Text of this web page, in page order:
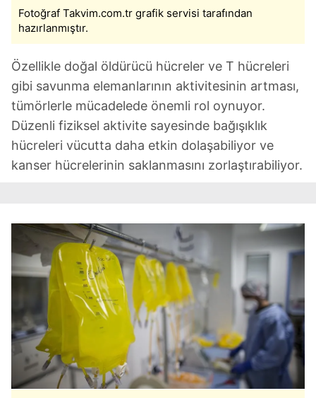
Fotoğraf Takvim.com.tr grafik servisi tarafından
hazırlanmıştır.
Özellikle doğal öldürücü hücreler ve T hücreleri
gibi savunma elemanlarının aktivitesinin artması,
tümörlerle mücadelede önemli rol oynuyor.
Düzenli fiziksel aktivite sayesinde bağışıklık
hücreleri vücutta daha etkin dolaşabiliyor ve
kanser hücrelerinin saklanmasını zorlaştırabiliyor.